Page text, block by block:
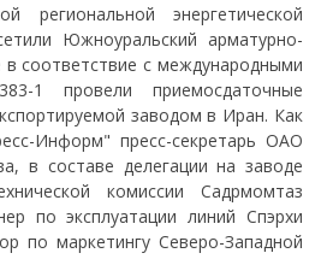
региональной энергетической
Южноуральский арматурно-
в соответствие с международными
1 провели приемосдаточные
заводом в Иран. Как
Информ" пресс-секретарь ОАО
в составе делегации на заводе
комиссии Садрмомтаз
по эксплуатации линий Спэрхи
по маркетингу Северо-Западной